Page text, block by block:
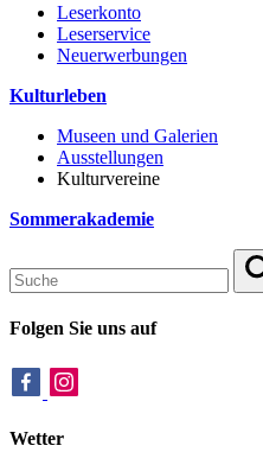
Leserkonto
Leserservice
Neuerwerbungen
Kulturleben
Museen und Galerien
Ausstellungen
Kulturvereine
Sommerakademie
Folgen Sie uns auf
Wetter